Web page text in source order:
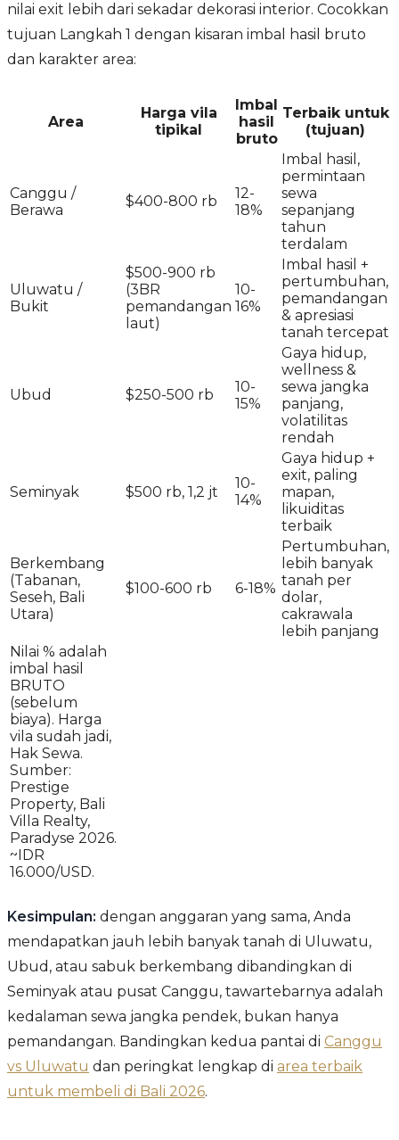
nilai exit lebih dari sekadar dekorasi interior. Cocokkan
tujuan Langkah 1 dengan kisaran imbal hasil bruto
dan karakter area:
Area
Harga vila
tipikal
Imbal
hasil
bruto
Terbaik untuk
(tujuan)
Canggu /
Berawa
$400-800 rb
12-
18%
Imbal hasil,
permintaan
sewa
sepanjang
tahun
terdalam
Uluwatu /
Bukit
$500-900 rb
(3BR
pemandangan
laut)
10-
16%
Imbal hasil +
pertumbuhan,
pemandangan
& apresiasi
tanah tercepat
Ubud $250-500 rb
10-
15%
Gaya hidup,
wellness &
sewa jangka
panjang,
volatilitas
rendah
Seminyak $500 rb, 1,2 jt
10-
14%
Gaya hidup +
exit, paling
mapan,
likuiditas
terbaik
Berkembang
(Tabanan,
Seseh, Bali
Utara)
$100-600 rb 6-18%
Pertumbuhan,
lebih banyak
tanah per
dolar,
cakrawala
lebih panjang
Nilai % adalah
imbal hasil
BRUTO
(sebelum
biaya). Harga
vila sudah jadi,
Hak Sewa.
Sumber:
Prestige
Property, Bali
Villa Realty,
Paradyse 2026.
~IDR
16.000/USD.
Kesimpulan: dengan anggaran yang sama, Anda
mendapatkan jauh lebih banyak tanah di Uluwatu,
Ubud, atau sabuk berkembang dibandingkan di
Seminyak atau pusat Canggu, tawartebarnya adalah
kedalaman sewa jangka pendek, bukan hanya
pemandangan. Bandingkan kedua pantai di Canggu
vs Uluwatu dan peringkat lengkap di area terbaik
untuk membeli di Bali 2026.